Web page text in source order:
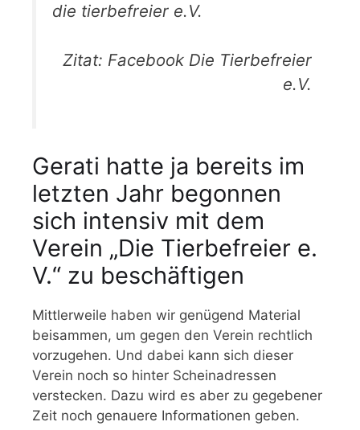
die tierbefreier e.V.
Zitat: Facebook Die Tierbefreier
e.V.
Gerati hatte ja bereits im
letzten Jahr begonnen
sich intensiv mit dem
Verein „Die Tierbefreier e.
V.“ zu beschäftigen
Mittlerweile haben wir genügend Material
beisammen, um gegen den Verein rechtlich
vorzugehen. Und dabei kann sich dieser
Verein noch so hinter Scheinadressen
verstecken. Dazu wird es aber zu gegebener
Zeit noch genauere Informationen geben.